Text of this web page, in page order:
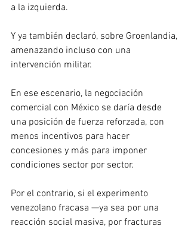
a la izquierda.
Y ya también declaró, sobre Groenlandia,
amenazando incluso con una
intervención militar.
En ese escenario, la negociación
comercial con México se daría desde
una posición de fuerza reforzada, con
menos incentivos para hacer
concesiones y más para imponer
condiciones sector por sector.
Por el contrario, si el experimento
venezolano fracasa —ya sea por una
reacción social masiva, por fracturas